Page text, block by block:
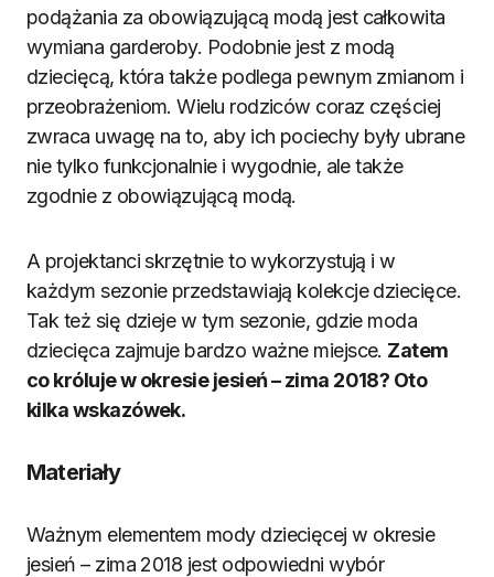
podążania za obowiązującą modą jest całkowita
wymiana garderoby. Podobnie jest z modą
dziecięcą, która także podlega pewnym zmianom i
przeobrażeniom. Wielu rodziców coraz częściej
zwraca uwagę na to, aby ich pociechy były ubrane
nie tylko funkcjonalnie i wygodnie, ale także
zgodnie z obowiązującą modą.
A projektanci skrzętnie to wykorzystują i w
każdym sezonie przedstawiają kolekcje dziecięce.
Tak też się dzieje w tym sezonie, gdzie moda
dziecięca zajmuje bardzo ważne miejsce. Zatem
co króluje w okresie jesień – zima 2018? Oto
kilka wskazówek.
Materiały
Ważnym elementem mody dziecięcej w okresie
jesień – zima 2018 jest odpowiedni wybór